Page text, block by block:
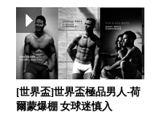
[世界盃]世界盃極品男人-荷
爾蒙爆棚 女球迷慎入